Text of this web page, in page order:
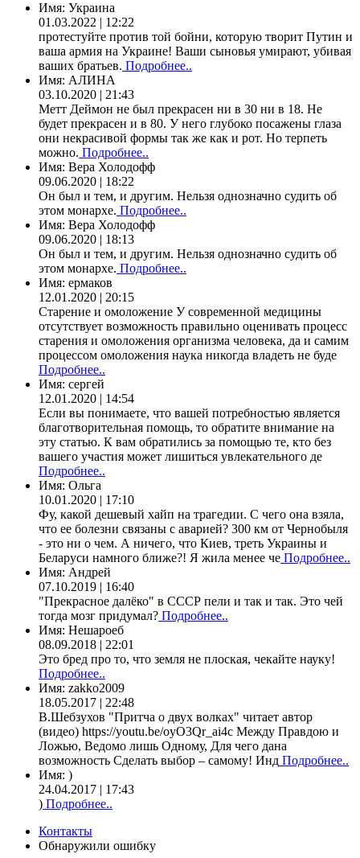
Имя: Украина
01.03.2022 | 12:22
протестуйте против той бойни, которую творит Путин и
ваша армия на Украине! Ваши сыновья умирают, убивая
ваших братьев. Подробнее..
Имя: АЛИНА
03.10.2020 | 21:43
Метт Деймон не был прекрасен ни в 30 ни в 18. Не
будет прекрасен и в 80. У него глубоко посажены глаза
они некрасивой формы так же как и рот. Но терпеть
можно. Подробнее..
Имя: Вера Холодофф
09.06.2020 | 18:22
Он был и тем, и другим. Нельзя однозначно судить об
этом монархе. Подробнее..
Имя: Вера Холодофф
09.06.2020 | 18:13
Он был и тем, и другим. Нельзя однозначно судить об
этом монархе. Подробнее..
Имя: ермаков
12.01.2020 | 20:15
Старение и омоложение У современной медицины
отсутствует возможность правильно оценивать процесс
старения и омоложения организма человека, да и самим
процессом омоложения наука никогда владеть не буде
Подробнее..
Имя: сергей
12.01.2020 | 14:54
Если вы понимаете, что вашей потребностью является
благотворительная помощь, то обратите внимание на
эту статью. К вам обратились за помощью те, кто без
вашего участия может лишиться увлекательного де
Подробнее..
Имя: Ольга
10.01.2020 | 17:10
Фу, какой дешевый хайп на трагедии. С чего она взяла,
что ее болезни связаны с аварией? 300 км от Чернобыля
- это ни о чем. А ничего, что Киев, треть Украины и
Беларуси намного ближе?! Я жила менее че Подробнее..
Имя: Андрей
07.10.2019 | 16:40
"Прекрасное далёко" в СССР пели и так и так. Это чей
тогда мозг придумал? Подробнее..
Имя: Нешароеб
08.09.2018 | 22:01
Это бред про то, что земля не плоская, чекайте науку!
Подробнее..
Имя: zakko2009
18.05.2017 | 22:48
В.Шебзухов "Притча о двух волках" читает автор
(видео) https://youtu.be/oyO3Qr_ai4c Между Правдою и
Ложью, Ведомо лишь Одному, Для чего дана
возможность Сделать выбор – самому! Инд Подробнее..
Имя: )
24.04.2017 | 17:43
) Подробнее..
Контакты
Обнаружили ошибку